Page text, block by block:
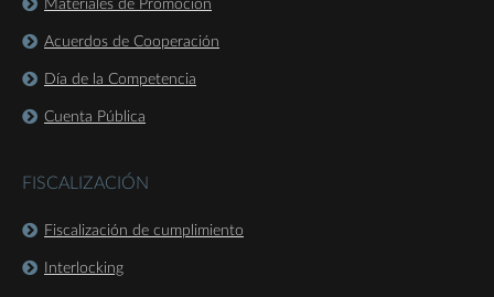
Materiales de Promoción
Acuerdos de Cooperación
Día de la Competencia
Cuenta Pública
FISCALIZACIÓN
Fiscalización de cumplimiento
Interlocking